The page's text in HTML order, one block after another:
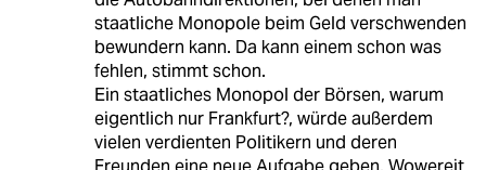
staatliche Monopole beim Geld verschwenden
bewundern kann. Da kann einem schon was
fehlen, stimmt schon.
Ein staatliches Monopol der Börsen, warum
eigentlich nur Frankfurt?, würde außerdem
vielen verdienten Politikern und deren